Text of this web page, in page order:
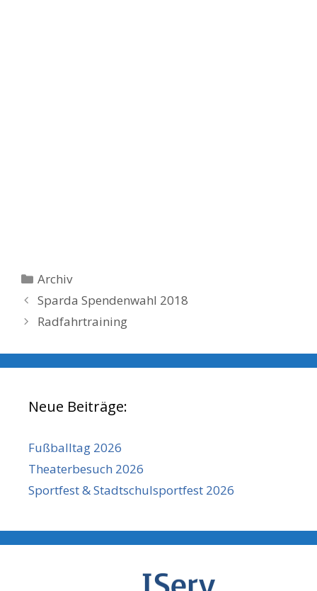
Kategorien
Archiv
Sparda Spendenwahl 2018
Radfahrtraining
Neue Beiträge:
Fußballtag 2026
Theaterbesuch 2026
Sportfest & Stadtschulsportfest 2026